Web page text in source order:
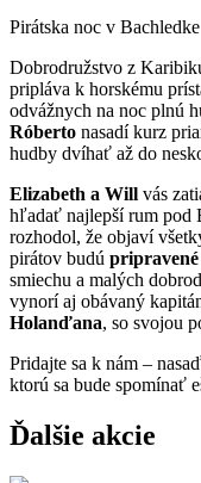
Pirát­ska noc v Bachledke
Dobrodružstvo z
pripláva k horskému
odvážnych na noc plnú
Róberto nasadí kurz
hudby dvíhať až do
Elizabeth a Will vás
hľadať najlepší rum pod
rozhodol, že objaví
pirátov budú pripravené
smiechu a malých
vynorí aj obávaný
Holanďana, so svojou
Pridajte sa k nám –
ktorú sa bude spomínať
Ďalšie akcie